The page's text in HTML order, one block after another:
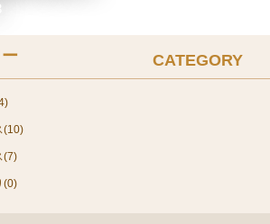
CATEGORY
(10)
(7)
(0)